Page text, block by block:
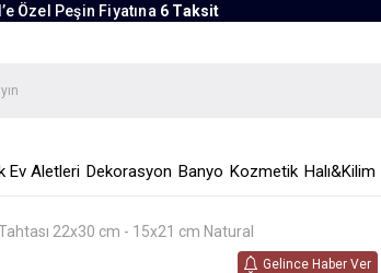
Özel Peşin Fiyatına 6 Taksit
Ev Aletleri Dekorasyon Banyo Kozmetik Halı&Kilim
22x30 cm - 15x21 cm Natural
Gelince Haber Ver